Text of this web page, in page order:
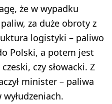
że w wypadku
za duże obroty z
logistyki – paliwo
Polski, a potem jest
czy słowacki. Z
minister – paliwa